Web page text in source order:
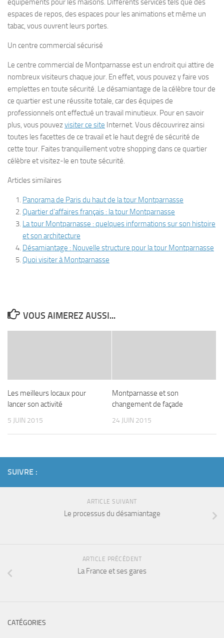
équipements pour les maisons. Différents services tels que des
espaces de repos, des espaces pour les animations et même un
tabac, vous ouvrent leurs portes.
Un centre commercial sécurisé
Le centre commercial de Montparnasse est un endroit qui attire de
nombreux visiteurs chaque jour. En effet, vous pouvez y faire vos
emplettes en toute sécurité. Le désamiantage de la célèbre tour de
ce quartier est une réussite totale, car des équipes de
professionnels ont effectué un travail minutieux. Pour en savoir
plus, vous pouvezvisiter ce site Internet. Vous découvrirez ainsi
toutes les facettes de ce travail et le haut degré de sécurité de
cette tour. Faites tranquillement votre shopping dans ce quartier
célèbre et visitez-le en toute sécurité.
Articles similaires
Panorama de Paris du haut de la tour Montparnasse
Quartier d’affaires français : la tour Montparnasse
La tour Montparnasse : quelques informations sur son histoire
et son architecture
Désamiantage : Nouvelle structure pour la tour Montparnasse
Quoi visiter à Montparnasse
VOUS AIMEREZ AUSSI...
Les meilleurs locaux pour
lancer son activité
5 JUIN 2015
Montparnasse et son
changement de façade
24 JUIN 2015
SUIVRE :
ARTICLE SUIVANT
Le processus du désamiantage
ARTICLE PRÉCÉDENT
La France et ses gares
CATÉGORIES